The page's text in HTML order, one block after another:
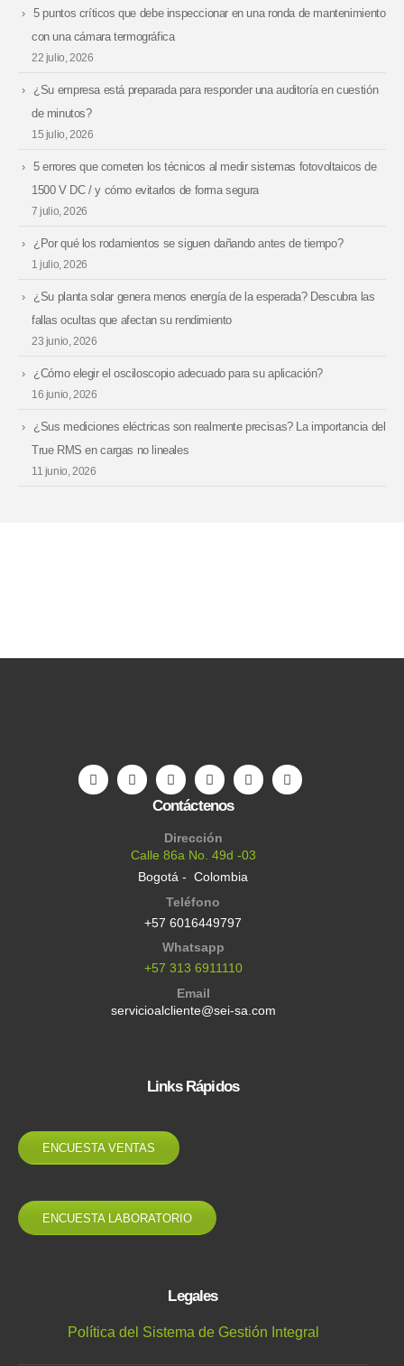
5 puntos críticos que debe inspeccionar en una ronda de mantenimiento
con una cámara termográfica
22 julio, 2026
¿Su empresa está preparada para responder una auditoría en cuestión
de minutos?
15 julio, 2026
5 errores que cometen los técnicos al medir sistemas fotovoltaicos de
1500 V DC / y cómo evitarlos de forma segura
7 julio, 2026
¿Por qué los rodamientos se siguen dañando antes de tiempo?
1 julio, 2026
¿Su planta solar genera menos energía de la esperada? Descubra las
fallas ocultas que afectan su rendimiento
23 junio, 2026
¿Cómo elegir el osciloscopio adecuado para su aplicación?
16 junio, 2026
¿Sus mediciones eléctricas son realmente precisas? La importancia del
True RMS en cargas no lineales
11 junio, 2026
Contáctenos
Dirección
Calle 86a No. 49d -03
Bogotá - Colombia
Teléfono
+57 6016449797
Whatsapp
+57 313 6911110
Email
servicioalcliente@sei-sa.com
Links Rápidos
ENCUESTA VENTAS
ENCUESTA LABORATORIO
Legales
Política del Sistema de Gestión Integral